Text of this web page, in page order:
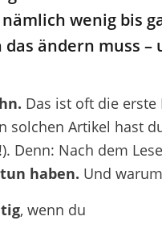
wenig bis
ändern muss –
Das ist oft die
solchen Artikel hast
Denn: Nach dem
haben. Und
, wenn du